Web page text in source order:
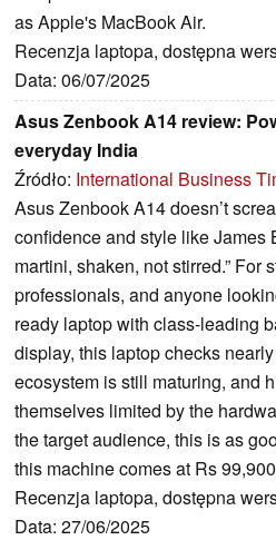
as Apple's MacBook Air.
Recenzja laptopa, dostępna
Data: 06/07/2025
Asus Zenbook A14 review:
everyday India
Źródło: International Business
Asus Zenbook A14 doesn’t
confidence and style like James
martini, shaken, not stirred.” For
professionals, and anyone
ready laptop with class-leading
display, this laptop checks
ecosystem is still maturing, and
themselves limited by the
the target audience, this is as
this machine comes at Rs
Recenzja laptopa, dostępna
Data: 27/06/2025